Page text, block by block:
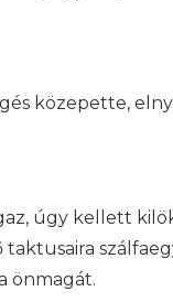
közepette,
úgy kellett
önmagát.